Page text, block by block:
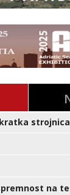
strojnica
na